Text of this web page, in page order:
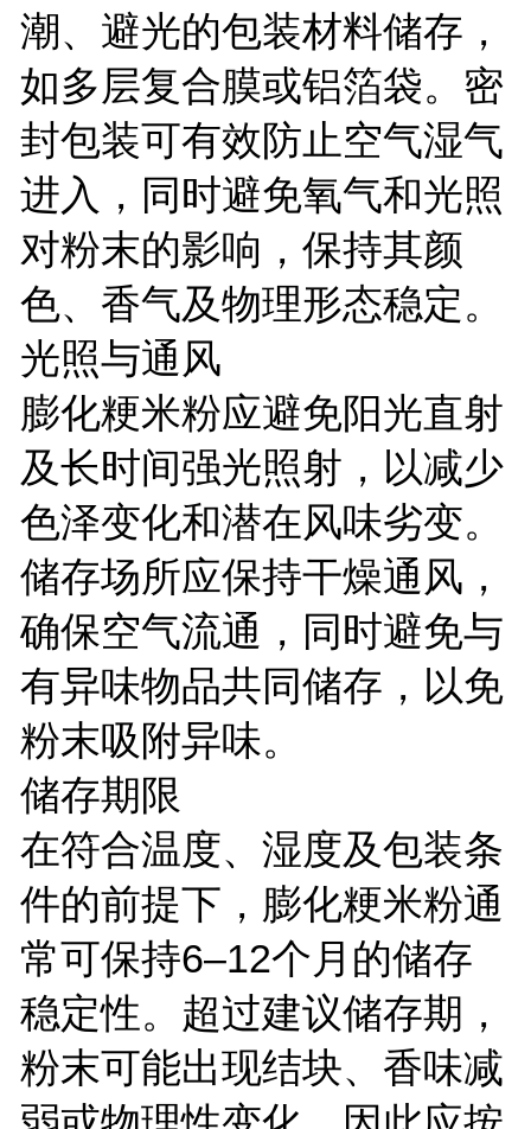
潮、避光的包装材料储存，
如多层复合膜或铝箔袋。密
封包装可有效防止空气湿气
进入，同时避免氧气和光照
对粉末的影响，保持其颜
色、香气及物理形态稳定。
光照与通风
膨化粳米粉应避免阳光直射
及长时间强光照射，以减少
色泽变化和潜在风味劣变。
储存场所应保持干燥通风，
确保空气流通，同时避免与
有异味物品共同储存，以免
粉末吸附异味。
储存期限
在符合温度、湿度及包装条
件的前提下，膨化粳米粉通
常可保持6–12个月的储存
稳定性。超过建议储存期，
粉末可能出现结块、香味减